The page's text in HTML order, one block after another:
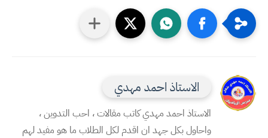
الاستاذ احمد مهدي
الاستاذ احمد مهدي كاتب مقالات ، احب التدوين ،
واحاول بكل جهد ان اقدم لكل الطلاب ما هو مفيد لهم